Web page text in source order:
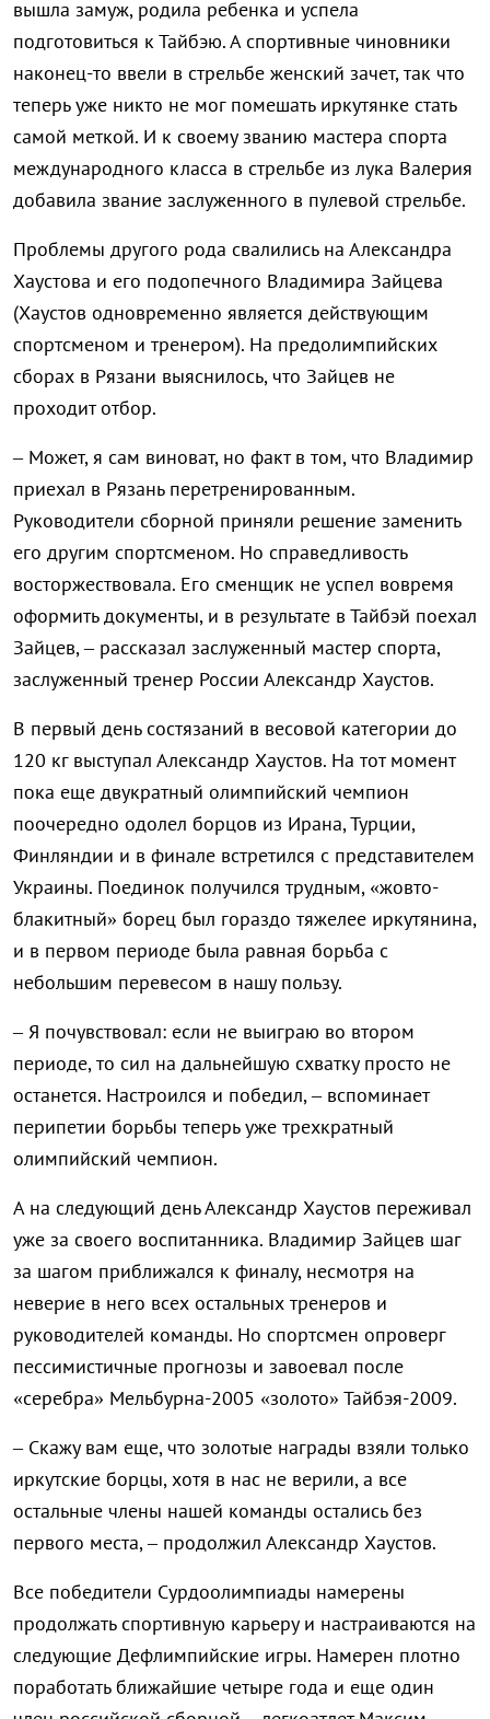
вышла замуж, родила ребенка и успела
подготовиться к Тайбэю. А спортивные чиновники
наконец-то ввели в стрельбе женский зачет, так что
теперь уже никто не мог помешать иркутянке стать
самой меткой. И к своему званию мастера спорта
международного класса в стрельбе из лука Валерия
добавила звание заслуженного в пулевой стрельбе.
Проблемы другого рода свалились на Александра
Хаустова и его подопечного Владимира Зайцева
(Хаустов одновременно является действующим
спортсменом и тренером). На предолимпийских
сборах в Рязани выяснилось, что Зайцев не
проходит отбор.
– Может, я сам виноват, но факт в том, что Владимир
приехал в Рязань перетренированным.
Руководители сборной приняли решение заменить
его другим спортсменом. Но справедливость
восторжествовала. Его сменщик не успел вовремя
оформить документы, и в результате в Тайбэй поехал
Зайцев, – рассказал заслуженный мастер спорта,
заслуженный тренер России Александр Хаустов.
В первый день состязаний в весовой категории до
120 кг выступал Александр Хаустов. На тот момент
пока еще двукратный олимпийский чемпион
поочередно одолел борцов из Ирана, Турции,
Финляндии и в финале встретился с представителем
Украины. Поединок получился трудным, «жовто-
блакитный» борец был гораздо тяжелее иркутянина,
и в первом периоде была равная борьба с
небольшим перевесом в нашу пользу.
– Я почувствовал: если не выиграю во втором
периоде, то сил на дальнейшую схватку просто не
останется. Настроился и победил, – вспоминает
перипетии борьбы теперь уже трехкратный
олимпийский чемпион.
А на следующий день Александр Хаустов переживал
уже за своего воспитанника. Владимир Зайцев шаг
за шагом приближался к финалу, несмотря на
неверие в него всех остальных тренеров и
руководителей команды. Но спортсмен опроверг
пессимистичные прогнозы и завоевал после
«серебра» Мельбурна-2005 «золото» Тайбэя-2009.
– Скажу вам еще, что золотые награды взяли только
иркутские борцы, хотя в нас не верили, а все
остальные члены нашей команды остались без
первого места, – продолжил Александр Хаустов.
Все победители Сурдоолимпиады намерены
продолжать спортивную карьеру и настраиваются на
следующие Дефлимпийские игры. Намерен плотно
поработать ближайшие четыре года и еще один